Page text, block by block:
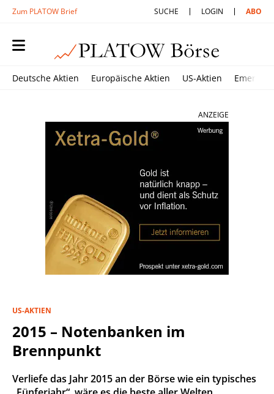
Zum PLATOW Brief SUCHE LOGIN ABO
Deutsche Aktien Europäische Aktien US-Aktien
ANZEIGE
US-AKTIEN
2015 – Notenbanken im
Brennpunkt
Verliefe das Jahr 2015 an der Börse wie ein typisches